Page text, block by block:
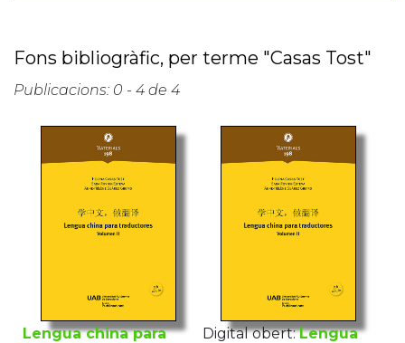
Fons bibliogràfic, per terme "Casas Tost"
Publicacions: 0 - 4 de 4
Lengua china para
Digital obert: Lengua